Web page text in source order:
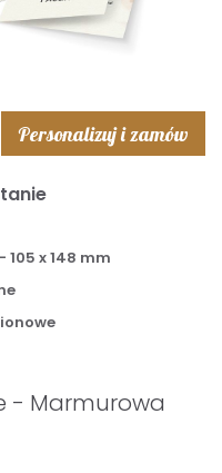
Personalizuj i zamów
105 x 148 mm
- Marmurowa